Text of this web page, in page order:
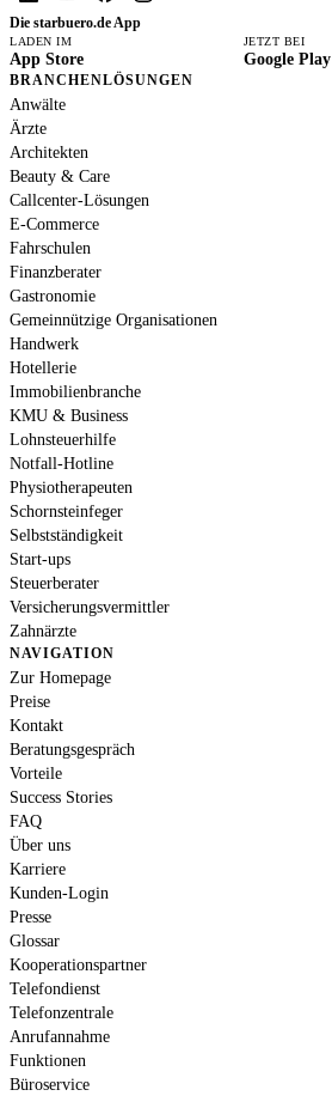
Die starbuero.de App
LADEN IM
App Store
JETZT BEI
Google Play
BRANCHENLÖSUNGEN
Anwälte
Ärzte
Architekten
Beauty & Care
Callcenter-Lösungen
E-Commerce
Fahrschulen
Finanzberater
Gastronomie
Gemeinnützige Organisationen
Handwerk
Hotellerie
Immobilienbranche
KMU & Business
Lohnsteuerhilfe
Notfall-Hotline
Physiotherapeuten
Schornsteinfeger
Selbstständigkeit
Start-ups
Steuerberater
Versicherungsvermittler
Zahnärzte
NAVIGATION
Zur Homepage
Preise
Kontakt
Beratungsgespräch
Vorteile
Success Stories
FAQ
Über uns
Karriere
Kunden-Login
Presse
Glossar
Kooperationspartner
Telefondienst
Telefonzentrale
Anrufannahme
Funktionen
Büroservice